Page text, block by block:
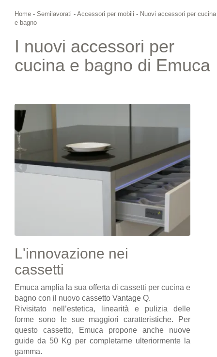
Home - Semilavorati - Accessori per mobili - Nuovi accessori per cucina
e bagno
I nuovi accessori per
cucina e bagno di Emuca
L'innovazione nei
cassetti
Emuca amplia la sua offerta di cassetti per cucina e
bagno con il nuovo cassetto Vantage Q.
Rivisitato nell’estetica, linearità e pulizia delle
forme sono le sue maggiori caratteristiche. Per
questo cassetto, Emuca propone anche nuove
guide da 50 Kg per completarne ulteriormente la
gamma.